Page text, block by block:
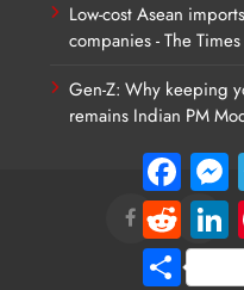
Low-cost Asean
companies - The
Gen-Z: Why keeping
remains Indian PM
Reddit
Share